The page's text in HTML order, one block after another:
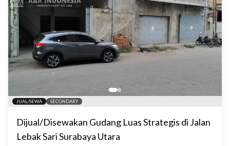
JUAL/SEWA SECONDARY
Dijual/Disewakan Gudang Luas Strategis di Jalan
Lebak Sari Surabaya Utara